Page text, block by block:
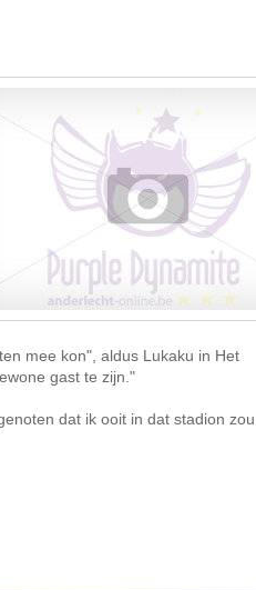
mee kon", aldus Lukaku in Het
gast te zijn."
dat ik ooit in dat stadion zou